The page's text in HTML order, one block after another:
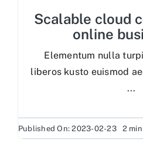
Scalable cloud
online
Elementum nulla
liberos kusto euismod
...
Published On: 2023-02-23 2